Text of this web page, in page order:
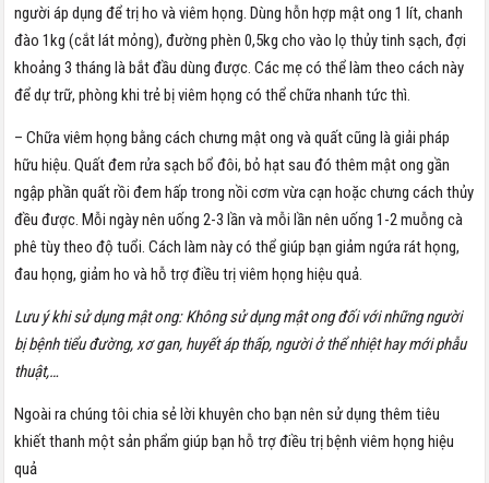
người áp dụng để trị ho và viêm họng. Dùng hỗn hợp mật ong 1 lít, chanh
đào 1kg (cắt lát mỏng), đường phèn 0,5kg cho vào lọ thủy tinh sạch, đợi
khoảng 3 tháng là bắt đầu dùng được. Các mẹ có thể làm theo cách này
để dự trữ, phòng khi trẻ bị viêm họng có thể chữa nhanh tức thì.
– Chữa viêm họng bằng cách chưng mật ong và quất cũng là giải pháp
hữu hiệu. Quất đem rửa sạch bổ đôi, bỏ hạt sau đó thêm mật ong gần
ngập phần quất rồi đem hấp trong nồi cơm vừa cạn hoặc chưng cách thủy
đều được. Mỗi ngày nên uống 2-3 lần và mỗi lần nên uống 1-2 muỗng cà
phê tùy theo độ tuổi. Cách làm này có thể giúp bạn giảm ngứa rát họng,
đau họng, giảm ho và hỗ trợ điều trị viêm họng hiệu quả.
Lưu ý khi sử dụng mật ong: Không sử dụng mật ong đối với những người
bị bệnh tiểu đường, xơ gan, huyết áp thấp, người ở thể nhiệt hay mới phẫu
thuật,…
Ngoài ra chúng tôi chia sẻ lời khuyên cho bạn nên sử dụng thêm tiêu
khiết thanh một sản phẩm giúp bạn hỗ trợ điều trị bệnh viêm họng hiệu
quả